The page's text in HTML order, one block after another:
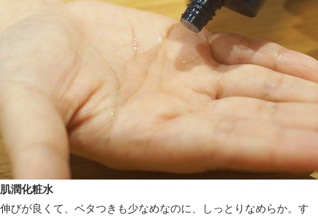
肌潤化粧水
伸びが良くて、ベタつきも少なめなのに、しっとりなめらか。す